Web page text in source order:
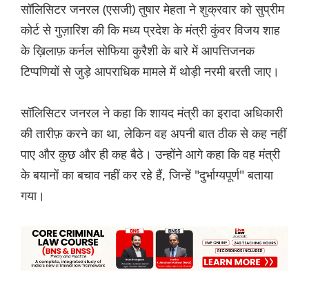
सॉलिसिटर जनरल (एसजी) तुषार मेहता ने शुक्रवार को सुप्रीम
कोर्ट से गुज़ारिश की कि मध्य प्रदेश के मंत्री कुंवर विजय शाह
के ख़िलाफ़ कर्नल सोफिया कुरैशी के बारे में आपत्तिजनक
टिप्पणियों से जुड़े आपराधिक मामले में थोड़ी नरमी बरती जाए।
सॉलिसिटर जनरल ने कहा कि शायद मंत्री का इरादा अधिकारी
की तारीफ़ करने का था, लेकिन वह अपनी बात ठीक से कह नहीं
पाए और कुछ और ही कह बैठे। उन्होंने आगे कहा कि वह मंत्री
के बयानों का बचाव नहीं कर रहे हैं, जिन्हें "दुर्भाग्यपूर्ण" बताया
गया।